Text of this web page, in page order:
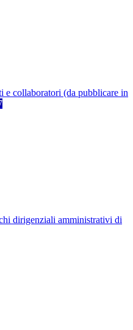
e collaboratori (da pubblicare in
dirigenziali amministrativi di